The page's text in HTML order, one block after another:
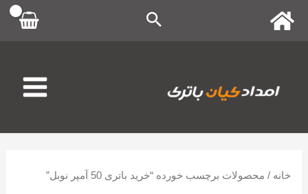
پرش
خانه / محصولات برچسب خورده “خرید باتری 50 آمپر نوبل”